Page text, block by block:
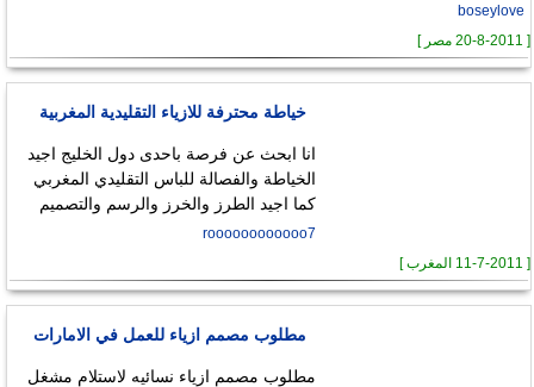
boseylove
[ 20-8-2011 مصر ]
خياطة محترفة للازياء التقليدية المغربية
انا ابحث عن فرصة باحدى دول الخليج اجيد
الخياطة والفصالة للباس التقليدي المغربي
كما اجيد الطرز والخرز والرسم والتصميم
roooooooooooo7
[ 11-7-2011 المغرب ]
مطلوب مصمم ازياء للعمل في الامارات
مطلوب مصمم ازياء نسائيه لاستلام مشغل